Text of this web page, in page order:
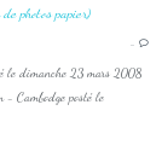
…
le dimanche 23 mars 2008
Cambodge posté le